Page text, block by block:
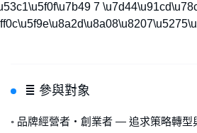
7
≣ 參與對象
◦ 品牌經營者・創業者 — 追求策略轉型